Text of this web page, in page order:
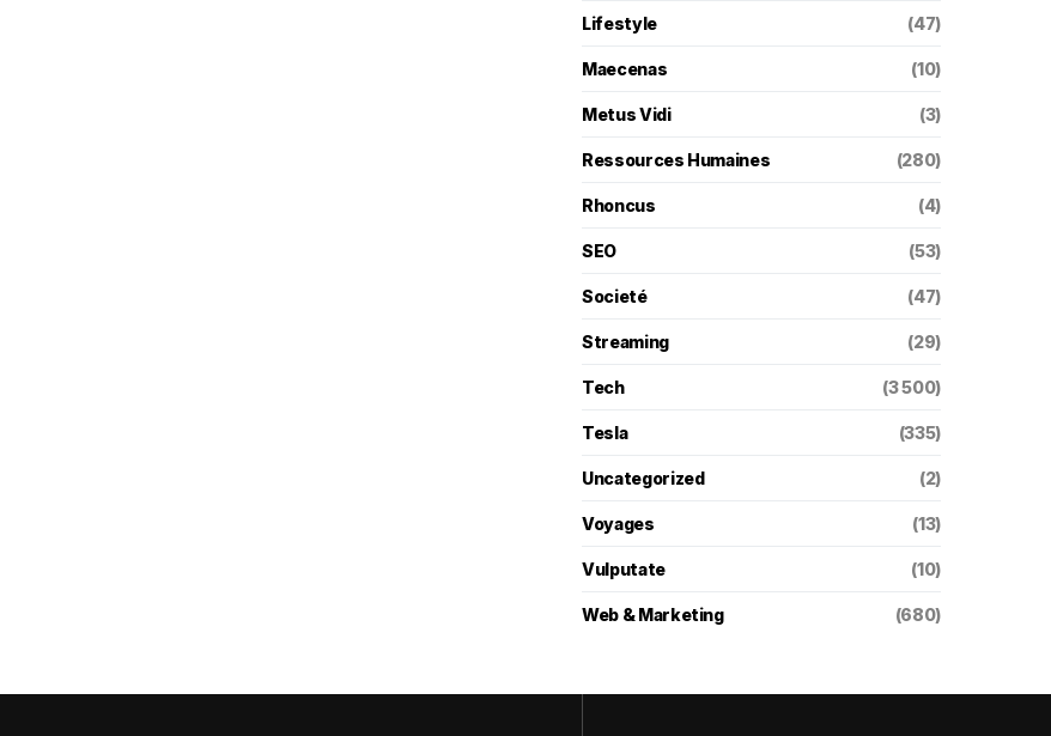
Lifestyle (47)
Maecenas (10)
Metus Vidi (3)
Ressources Humaines (280)
Rhoncus (4)
SEO (53)
Societé (47)
Streaming (29)
Tech (3 500)
Tesla (335)
Uncategorized (2)
Voyages (13)
Vulputate (10)
Web & Marketing (680)